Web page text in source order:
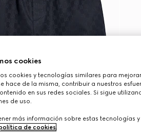
cookies
cookies y tecnologías similares para
hace de la misma, contribuir a nuestros
en sus redes sociales. Si sigue
de uso.
más información sobre estas tecnologías
de cookies.